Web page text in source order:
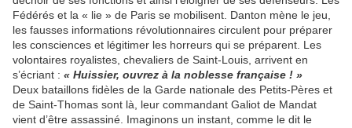
Fédérés et la « lie » de Paris se mobilisent. Danton mène le jeu,
les fausses informations révolutionnaires circulent pour préparer
les conscien­ces et légitimer les horreurs qui se préparent. Les
volontaires royalistes, chevaliers de Saint-Louis, arrivent en
s’écriant : « Huissier, ouvrez à la noblesse française ! »
Deux bataillons fidèles de la Garde nationale des Petits-Pères et
de Saint-Thomas sont là, leur commandant Galiot de Man­dat
vient d’être assassiné. Imaginons un instant, comme le dit le